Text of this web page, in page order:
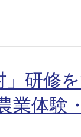
研修
業体験